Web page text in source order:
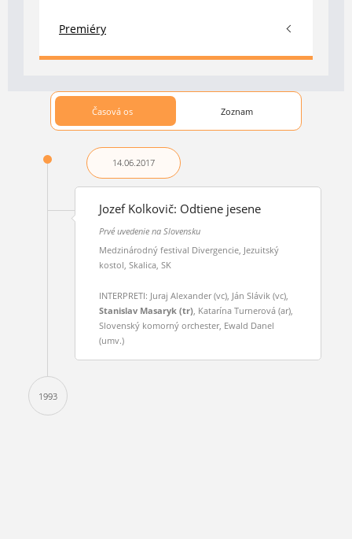
Premiéry
Časová os Zoznam
14.06.2017
Jozef Kolkovič: Odtiene jesene
Prvé uvedenie na Slovensku
Medzinárodný festival Divergencie, Jezuitský
kostol, Skalica, SK
INTERPRETI: Juraj Alexander (vc), Ján Slávik (vc),
Stanislav Masaryk (tr), Katarína Turnerová (ar),
Slovenský komorný orchester, Ewald Danel
(umv.)
1993